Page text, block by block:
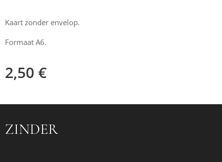
Kaart zonder envelop.
Formaat A6.
2,50 €
ZINDER